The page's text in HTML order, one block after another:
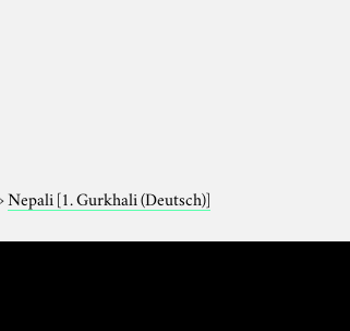
›Nepali [1. Gurkhali (Deutsch)]